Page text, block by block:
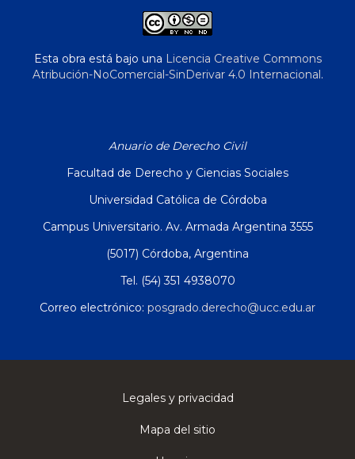
Esta obra está bajo una Licencia Creative Commons
Atribución-NoComercial-SinDerivar 4.0 Internacional.
Anuario de Derecho Civil
Facultad de Derecho y Ciencias Sociales
Universidad Católica de Córdoba
Campus Universitario. Av. Armada Argentina 3555
(5017) Córdoba, Argentina
Tel. (54) 351 4938070
Correo electrónico: posgrado.derecho@ucc.edu.ar
Legales y privacidad
Mapa del sitio